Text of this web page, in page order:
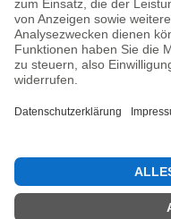
über den Einkauf und
und Prozessberatung im
Auf